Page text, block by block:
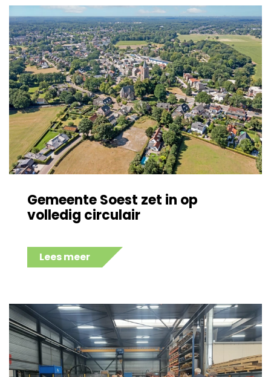
Gemeente Soest zet in op
volledig circulair
Lees meer